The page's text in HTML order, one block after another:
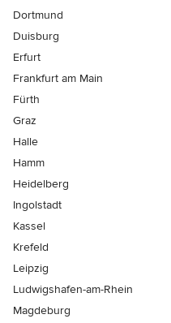
Dortmund
Duisburg
Erfurt
Frankfurt am Main
Fürth
Graz
Halle
Hamm
Heidelberg
Ingolstadt
Kassel
Krefeld
Leipzig
Ludwigshafen-am-Rhein
Magdeburg